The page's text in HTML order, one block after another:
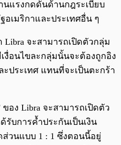
นแรงกดดันด้านกฎระเบียบ
เมริกาและประเทศอื่น ๆ
Libra จะสามารถเปิดตัวกลุ่ม
งื่อนไขละกลุ่มนั้นจะต้องถูกอิง
ประเทศ แทนที่จะเป็นตะกร้า
ของ Libra จะสามารถเปิดตัว
รับการค้ำประกันเป็นเงิน
ส่วนแบบ 1 : 1 ซึ่งตอนนี้อยู่